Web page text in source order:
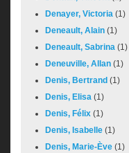
Denayer, Victoria (1)
Deneault, Alain (1)
Deneault, Sabrina (1)
Deneuville, Allan (1)
Denis, Bertrand (1)
Denis, Elisa (1)
Denis, Félix (1)
Denis, Isabelle (1)
Denis, Marie-Ève (1)